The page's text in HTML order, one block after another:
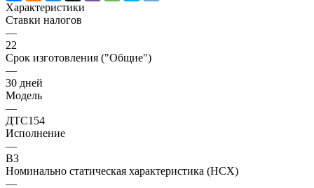
Характеристики
Ставки налогов
—
22
Срок изготовления ("Общие")
—
30 дней
Модель
—
ДТС154
Исполнение
—
В3
Номинально статическая характеристика (НСХ)
—